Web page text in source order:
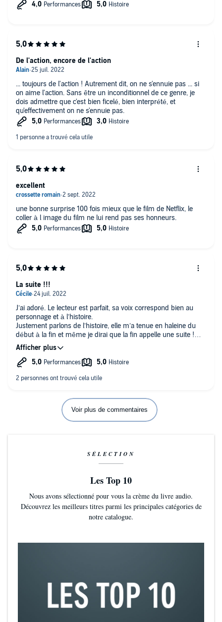
... toujours de l'action ! Autrement dit, on ne s'ennuie pas ... si
on aime l'action. Sans être un inconditionnel de ce genre, je
dois admettre que c'est bien ficelé, bien interprété, et
qu'effectivement on ne s'ennuie pas.
De l'action, encore de l'action
une bonne surprise 100 fois mieux que le film de Netflix, le
coller à l image du film ne lui rend pas ses honneurs.
excellent
J’ai adoré. Le lecteur est parfait, sa voix correspond bien au
personnage et à l’histoire.
Justement parlons de l’histoire, elle m’a tenue en haleine du
début à la fin et même je dirai que la fin appelle une suite !
Je conseille ce livre à tous les amoureux de livre d’espionnage
et d’action.
La suite !!!
Voir plus de commentaires
SÉLECTION
Les Top 10
Nous avons sélectionné pour vous la crème du livre audio.
Découvrez les meilleurs titres parmi les principales catégories de
notre catalogue.